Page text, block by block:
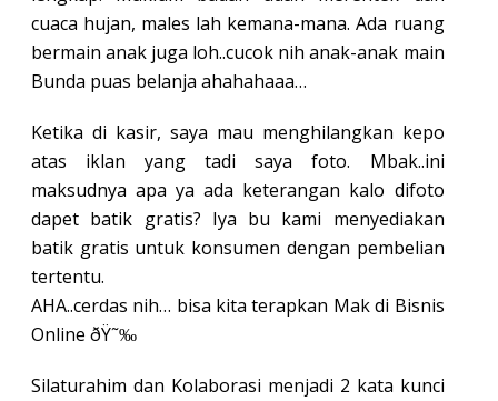
cuaca hujan, males lah kemana-mana. Ada ruang
bermain anak juga loh..cucok nih anak-anak main
Bunda puas belanja ahahahaaa…
Ketika di kasir, saya mau menghilangkan kepo
atas iklan yang tadi saya foto. Mbak..ini
maksudnya apa ya ada keterangan kalo difoto
dapet batik gratis? Iya bu kami menyediakan
batik gratis untuk konsumen dengan pembelian
tertentu.
AHA..cerdas nih… bisa kita terapkan Mak di Bisnis
Online ðŸ˜‰
Silaturahim dan Kolaborasi menjadi 2 kata kunci